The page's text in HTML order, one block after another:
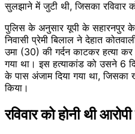
सुलझाने में जुटी थी, जिसका रविवार
पुलिस के अनुसार यूपी के सहारनपुर के
निवासी प्रेमी बिलाल ने देहात
उमा (30) की गर्दन काटकर हत्या
गया था। इस हत्याकांड को उसने 6
के पास अंजाम दिया गया था, जिसका
किया।
रविवार को होनी थी